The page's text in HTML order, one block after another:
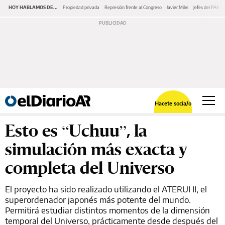
HOY HABLAMOS DE... Propiedad privada Represión frente al Congreso Javier Milei Jefes del PAMI
Hacete socia/o
Esto es “Uchuu”, la
simulación más exacta y
completa del Universo
El proyecto ha sido realizado utilizando el ATERUI II, el
superordenador japonés más potente del mundo.
Permitirá estudiar distintos momentos de la dimensión
temporal del Universo, prácticamente desde después del